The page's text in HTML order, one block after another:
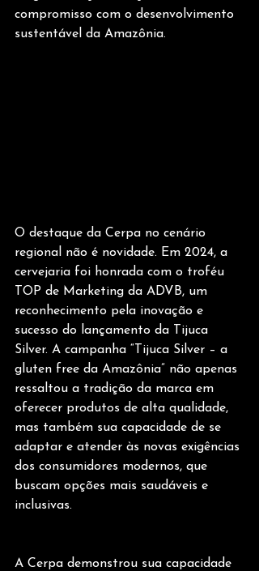
compromisso com o desenvolvimento
sustentável da Amazônia.
O destaque da Cerpa no cenário
regional não é novidade. Em 2024, a
cervejaria foi honrada com o troféu
TOP de Marketing da ADVB, um
reconhecimento pela inovação e
sucesso do lançamento da Tijuca
Silver. A campanha “Tijuca Silver – a
gluten free da Amazônia” não apenas
ressaltou a tradição da marca em
oferecer produtos de alta qualidade,
mas também sua capacidade de se
adaptar e atender às novas exigências
dos consumidores modernos, que
buscam opções mais saudáveis e
inclusivas.
A Cerpa demonstrou sua capacidade